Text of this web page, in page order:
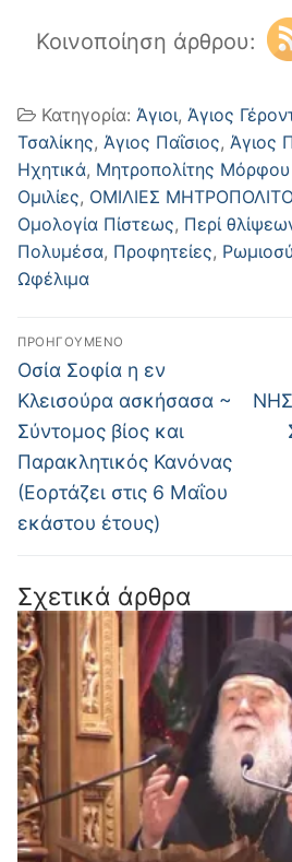
Κοινοποίηση άρθρου:
Κατηγορία: Άγιοι, Άγιος
Τσαλίκης, Άγιος Παΐσιος, Άγιος
Ηχητικά, Μητροπολίτης
Ομιλίες, ΟΜΙΛΙΕΣ
Ομολογία Πίστεως, Περί
Πολυμέσα, Προφητείες,
Ωφέλιμα
Πλοήγηση
άρθρων
ΠΡΟΗΓΟΎΜΕΝΟ
Προηγούμενο
άρθρο:
Οσία Σοφία η εν
Κλεισούρα ασκήσασα ~
Σύντομος βίος και
Παρακλητικός Κανόνας
(Εορτάζει στις 6 Μαΐου
εκάστου έτους)
Σχετικά άρθρα